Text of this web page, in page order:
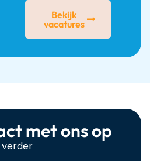
Bekijk
vacatures
met ons op
verder